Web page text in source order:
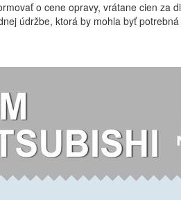
o cene opravy, vrátane cien za
údržbe, ktorá by mohla byť